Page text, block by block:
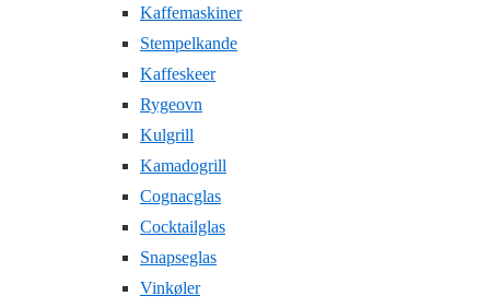
Kaffemaskiner
Stempelkande
Kaffeskeer
Rygeovn
Kulgrill
Kamadogrill
Cognacglas
Cocktailglas
Snapseglas
Vinkøler